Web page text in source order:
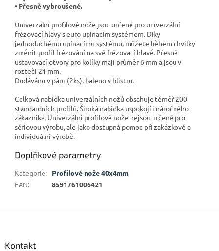
• Přesně vybroušené.
Univerzální profilové nože jsou určené pro univerzální
frézovací hlavy s euro upínacím systémem. Díky
jednoduchému upínacímu systému, můžete během chvilky
změnit profil frézování na své frézovací hlavě. Přesné
ustavovací otvory pro kolíky mají průměr 6 mm a jsou v
rozteči 24 mm.
Dodáváno v páru (2ks), baleno v blistru.
Celková nabídka univerzálních nožů obsahuje téměř 200
standardních profilů. Široká nabídka uspokojí i náročného
zákazníka. Univerzální profilové nože nejsou určené pro
sériovou výrobu, ale jako dostupná pomoc při zakázkové a
individuální výrobě.
Doplňkové parametry
Kategorie:
Profilové nože 40x4mm
EAN: 8591761006421
Kontakt